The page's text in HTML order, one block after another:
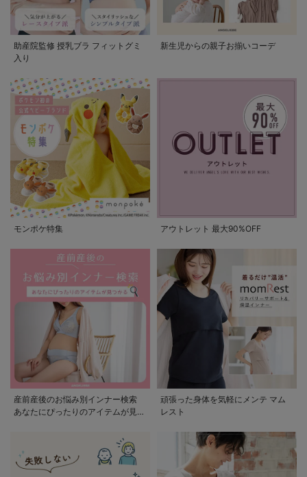
助産院監修 授乳ブラ フィットグミ
入り
新生児からの親子お揃いコーデ
モンポケ特集 アウトレット 最大90%OFF
産前産後のお悩み別インナー検索
あなたにぴったりのアイテムが見つ
頑張った身体を気軽にメンテ マム
レスト